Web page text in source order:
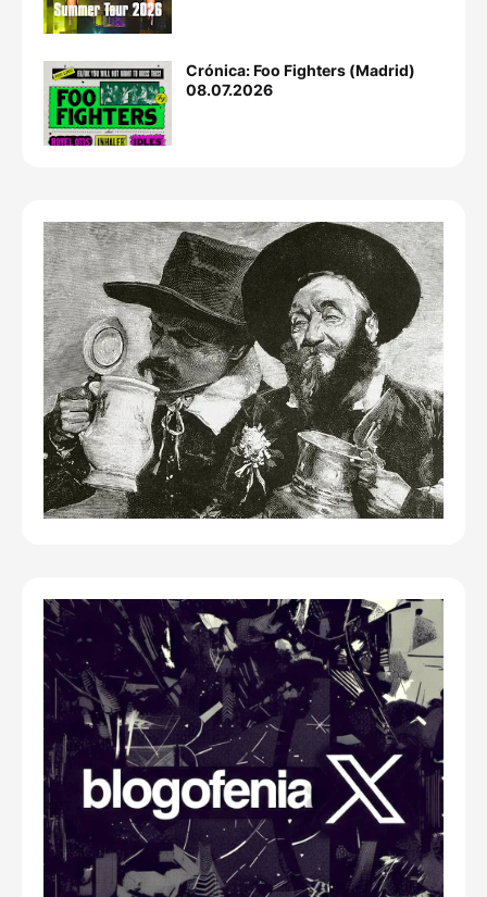
Crónica: Foo Fighters (Madrid)
08.07.2026